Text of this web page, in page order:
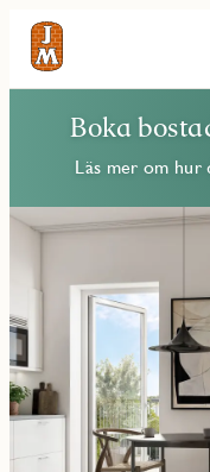
Boka
Läs mer om